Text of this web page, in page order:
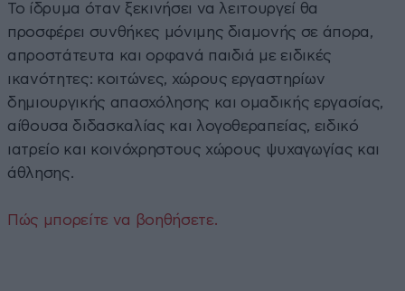
Το ίδρυμα όταν ξεκινήσει να λειτουργεί θα
προσφέρει συνθήκες μόνιμης διαμονής σε άπορα,
απροστάτευτα και ορφανά παιδιά με ειδικές
ικανότητες: κοιτώνες, χώρους εργαστηρίων
δημιουργικής απασχόλησης και ομαδικής εργασίας,
αίθουσα διδασκαλίας και λογοθεραπείας, ειδικό
ιατρείο και κοινόχρηστους χώρους ψυχαγωγίας και
άθλησης.
Πώς μπορείτε να βοηθήσετε.